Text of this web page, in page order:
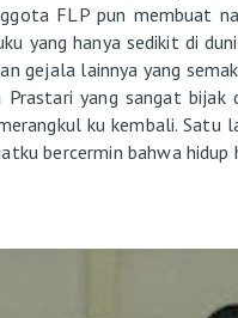
FLP pun membuat
yang hanya sedikit di
gejala lainnya yang
Prastari yang sangat bijak
ku kembali. Satu
bercermin bahwa hidup